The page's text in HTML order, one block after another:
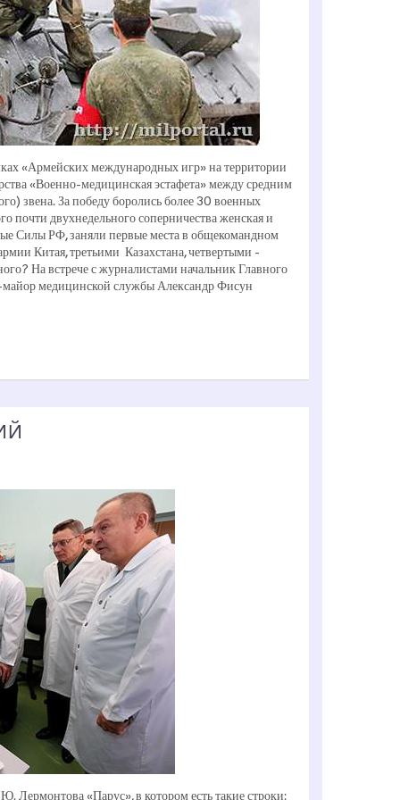
«Армейских международных игр» на территории
«Военно­-медицинская эстафета» между средним
звена. За победу боролись более 30 военных
почти двухнедельного соперничества женская и
Силы РФ, заняли первые места в общекомандном
Китая, третьими ­ Казахстана, четвертыми
На встрече с журналистами начальник Главного
медицинской службы Александр Фисун
«Парус», в котором есть такие строки: